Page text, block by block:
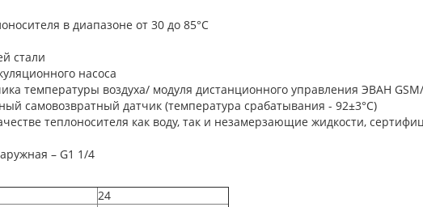
в диапазоне от 30 до 85°С
стали
насоса
температуры воздуха/ модуля дистанционного управления ЭВАН
самовозвратный датчик (температура срабатывания - 92±3°С)
теплоносителя как воду, так и незамерзающие жидкости,
– G1 1/4
24